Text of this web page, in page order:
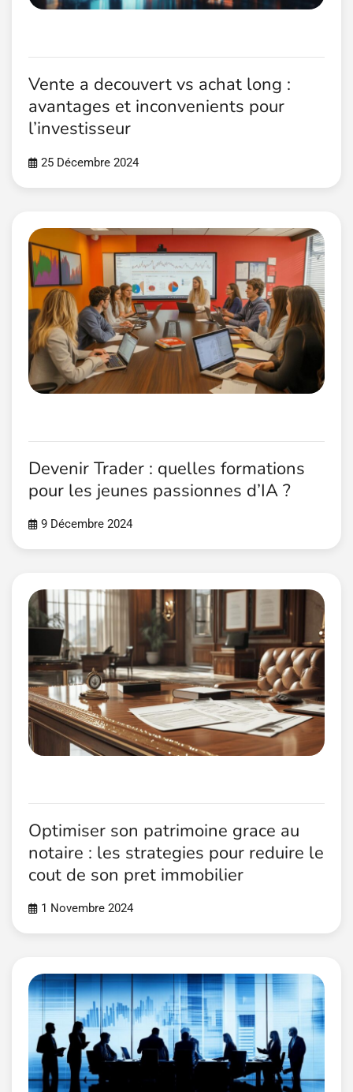
Vente a decouvert vs achat long :
avantages et inconvenients pour
l’investisseur
25 Décembre 2024
Devenir Trader : quelles formations
pour les jeunes passionnes d’IA ?
9 Décembre 2024
Optimiser son patrimoine grace au
notaire : les strategies pour reduire le
cout de son pret immobilier
1 Novembre 2024